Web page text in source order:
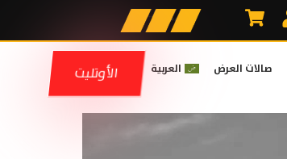
صالات العرض العربية الأوتليت